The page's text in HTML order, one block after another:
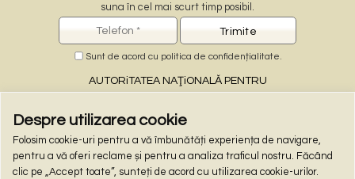
Despre utilizarea cookie
Folosim cookie-uri pentru a vă îmbunătăți experiența de navigare,
pentru a vă oferi reclame și pentru a analiza traficul nostru. Făcând
clic pe „Accept toate”, sunteți de acord cu utilizarea cookie-urilor.
suna în cel mai scurt timp posibil.
Sunt de acord cu politica de confidențialitate
AUTORiTATEA NAŢiONALĂ PENTRU
PROTECŢiA CONSUMATORiLOR
– PLĂŢi ONLiNE –